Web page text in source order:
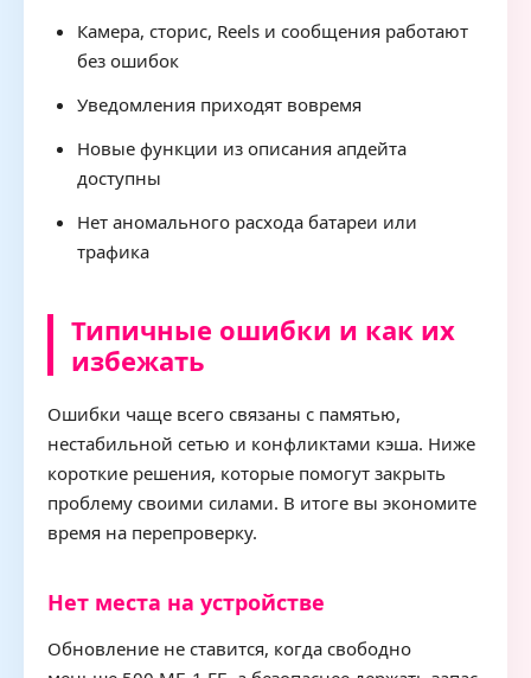
Камера, сторис, Reels и сообщения работают
без ошибок
Уведомления приходят вовремя
Новые функции из описания апдейта
доступны
Нет аномального расхода батареи или
трафика
Типичные ошибки и как их
избежать
Ошибки чаще всего связаны с памятью,
нестабильной сетью и конфликтами кэша. Ниже
короткие решения, которые помогут закрыть
проблему своими силами. В итоге вы экономите
время на перепроверку.
Нет места на устройстве
Обновление не ставится, когда свободно